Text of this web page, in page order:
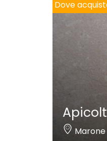
Dove
Marone